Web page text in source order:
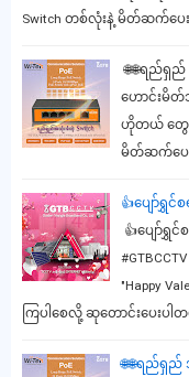
Switch တစ်လုံးနဲ့ မိတ်ဆက်ပေး
🌐🌐ရည်ရှည်
ဟောင်းမိတ်သ
ဟိုတယ် တွေ
မိတ်ဆက်ပေး
👍ပျော်ရွှင်
👍ပျော်ရွှင်
"Happy
ကြပါစေလို့ ဆုတောင်းပေးပါ
🌐🌐ရည်ရှည်